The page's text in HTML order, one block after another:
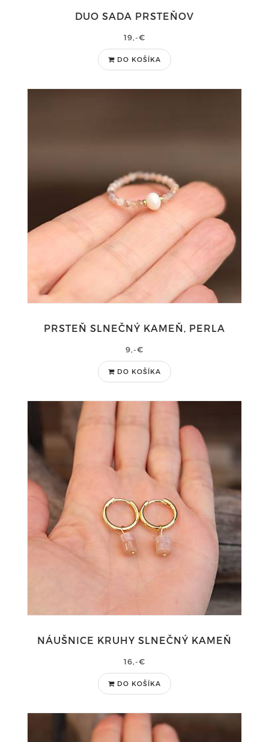
DUO SADA PRSTEŇOV
19,-€
DO KOŠÍKA
PRSTEŇ SLNEČNÝ KAMEŇ, PERLA
9,-€
DO KOŠÍKA
NÁUŠNICE KRUHY SLNEČNÝ KAMEŇ
16,-€
DO KOŠÍKA